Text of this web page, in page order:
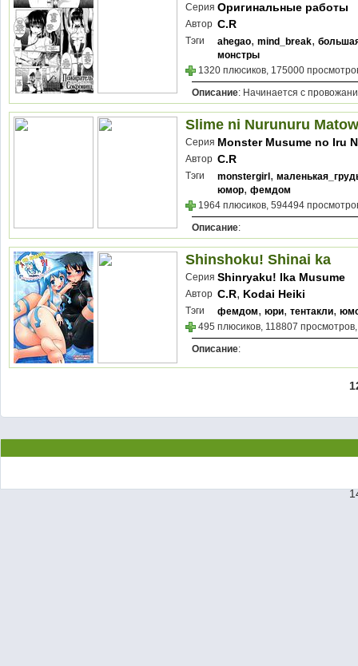
Серия Оригинальные работы
Автор C.R
Тэги ahegao, mind_break,
монстры
1320 плюсиков, 175000
Описание: Начинается с
Slime ni Nurunuru
Серия Monster Musume no Iru
Автор C.R
Тэги monstergirl ,
юмор, фемдом
1964 плюсиков, 594494
Описание:
Shinshoku! Shinai ka
Серия Shinryaku! Ika Musume
Автор C.R, Kodai Heiki
Тэги фемдом, юри, тентакли,
495 плюсиков, 118807
Описание: